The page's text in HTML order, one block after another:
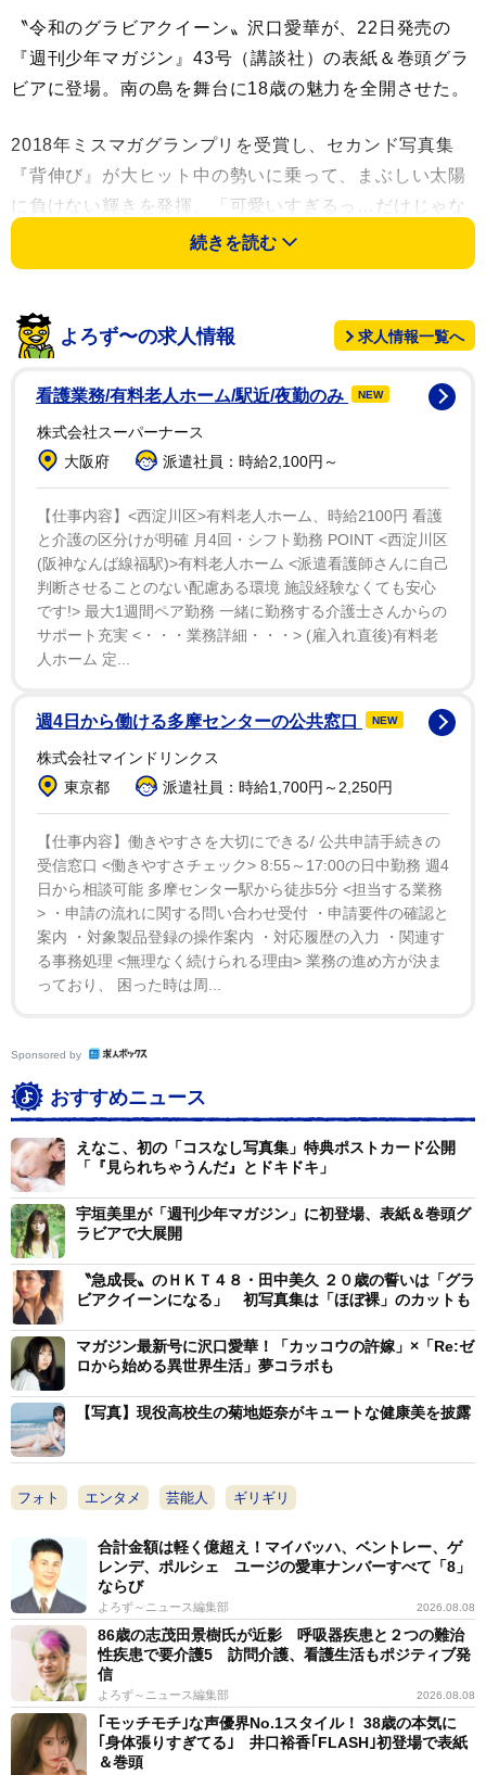
〝令和のグラビアクイーン〟沢口愛華が、22日発売の
『週刊少年マガジン』43号（講談社）の表紙＆巻頭グラ
ビアに登場。南の島を舞台に18歳の魅力を全開させた。
2018年ミスマガグランプリを受賞し、セカンド写真集
『背伸び』が大ヒット中の勢いに乗って、まぶしい太陽
に負けない輝きを発揮。「可愛いすぎるっ…だけじゃな
い♡」のキャッチコピー通りに、透き通った瞳に似つか
わしくないド迫力ボディを披露している。
撮影/HIROKAZU、スタイリスト/八杉直美、ヘアメイク/
田村直子、デザイン/坂上和也(banjo)
1/4
沢口愛華
続きを読む
よろず〜の求人情報 求人情報一覧へ
看護業務/有料老人ホーム/駅近/夜勤のみ NEW
株式会社スーパーナース
大阪府
派遣社員：時給2,100円～
【仕事内容】<西淀川区>有料老人ホーム、時給2100円 看護
と介護の区分けが明確 月4回・シフト勤務 POINT <西淀川区
(阪神なんば線福駅)>有料老人ホーム <派遣看護師さんに自己
判断させることのない配慮ある環境 施設経験なくても安心
です!> 最大1週間ペア勤務 一緒に勤務する介護士さんからの
サポート充実 <・・・業務詳細・・・> (雇入れ直後)有料老
人ホーム 定...
週4日から働ける多摩センターの公共窓口 NEW
株式会社マインドリンクス
東京都
派遣社員：時給1,700円～2,250円
【仕事内容】働きやすさを大切にできる/ 公共申請手続きの
受信窓口 <働きやすさチェック> 8:55～17:00の日中勤務 週4
日から相談可能 多摩センター駅から徒歩5分 <担当する業務
> ・申請の流れに関する問い合わせ受付 ・申請要件の確認と
案内 ・対象製品登録の操作案内 ・対応履歴の入力 ・関連す
る事務処理 <無理なく続けられる理由> 業務の進め方が決ま
っており、 困った時は周...
Sponsored by
おすすめニュース
えなこ、初の「コスなし写真集」特典ポストカード公開
「『見られちゃうんだ』とドキドキ」
宇垣美里が「週刊少年マガジン」に初登場、表紙＆巻頭グ
ラビアで大展開
〝急成長〟のＨＫＴ４８・田中美久 ２０歳の誓いは「グラ
ビアクイーンになる」 初写真集は「ほぼ裸」のカットも
マガジン最新号に沢口愛華！「カッコウの許嫁」×「Re:ゼ
ロから始める異世界生活」夢コラボも
【写真】現役高校生の菊地姫奈がキュートな健康美を披露
フォト エンタメ 芸能人 ギリギリ
合計金額は軽く億超え！マイバッハ、ベントレー、ゲ
レンデ、ポルシェ ユージの愛車ナンバーすべて「8」
ならび
よろず～ニュース編集部 2026.08.08
86歳の志茂田景樹氏が近影 呼吸器疾患と２つの難治
性疾患で要介護5 訪問介護、看護生活もポジティブ発
信
よろず～ニュース編集部 2026.08.08
｢モッチモチ｣な声優界No.1スタイル！ 38歳の本気に
｢身体張りすぎてる｣ 井口裕香｢FLASH｣初登場で表紙
＆巻頭